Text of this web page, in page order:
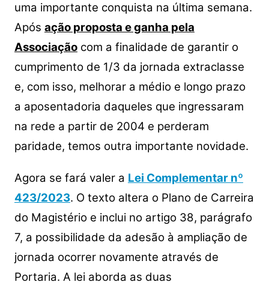
uma importante conquista na última semana.
Após ação proposta e ganha pela
Associaçãocom a finalidade de garantir o
cumprimento de 1/3 da jornada extraclasse
e, com isso, melhorar a médio e longo prazo
a aposentadoria daqueles que ingressaram
na rede a partir de 2004 e perderam
paridade, temos outra importante novidade.
Agora se fará valer a Lei Complementar nº
423/2023. O texto altera o Plano de Carreira
do Magistério e inclui no artigo 38, parágrafo
7, a possibilidade da adesão à ampliação de
jornada ocorrer novamente através de
Portaria. A lei aborda as duas